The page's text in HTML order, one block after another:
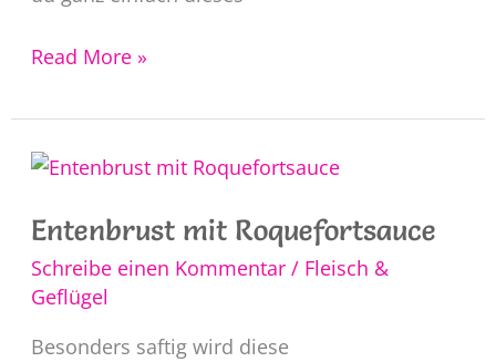
Zartes
Rezept
mit
Paprika
Read More »
Entenbrust mit Roquefortsauce
Schreibe einen Kommentar / Fleisch &
Geflügel
Besonders saftig wird diese